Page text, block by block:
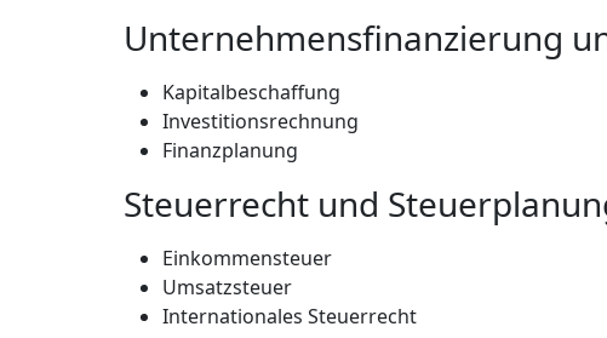
Unternehmensfinanzierung
Kapitalbeschaffung
Investitionsrechnung
Finanzplanung
Steuerrecht und
Einkommensteuer
Umsatzsteuer
Internationales Steuerrecht